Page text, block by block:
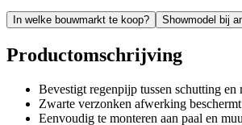
In welke bouwmarkt te koop? Showmodel bij
Productomschrijving
Bevestigt regenpijp tussen schutting en
Zwarte verzonken afwerking
Eenvoudig te monteren aan paal en